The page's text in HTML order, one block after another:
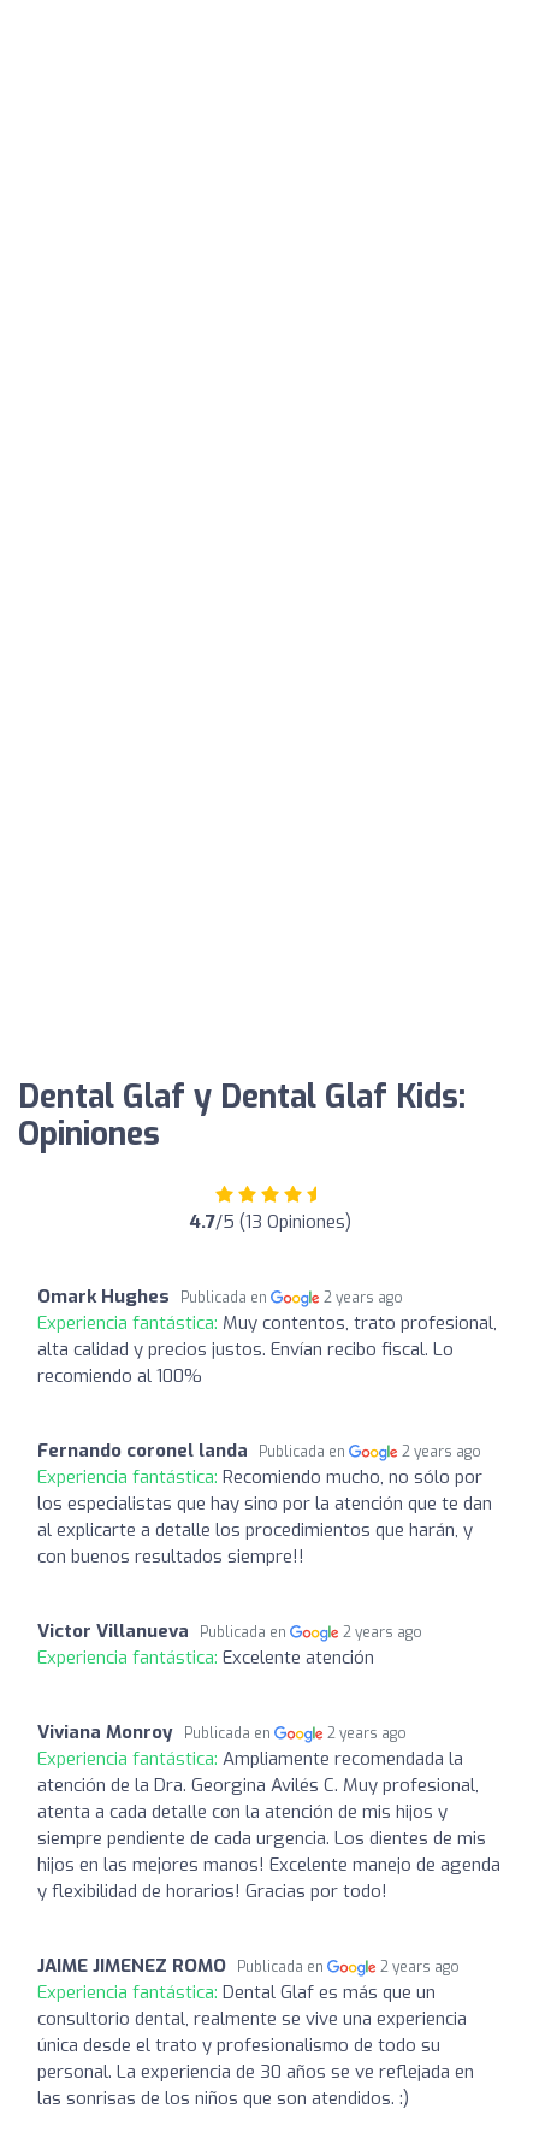
Dental Glaf y Dental Glaf Kids:
Opiniones
4.7/5 (13 Opiniones)
Omark Hughes Publicada en 2 years ago
Experiencia fantástica: Muy contentos, trato profesional,
alta calidad y precios justos. Envían recibo fiscal. Lo
recomiendo al 100%
Fernando coronel landa Publicada en 2 years ago
Experiencia fantástica: Recomiendo mucho, no sólo por
los especialistas que hay sino por la atención que te dan
al explicarte a detalle los procedimientos que harán, y
con buenos resultados siempre!!
Victor Villanueva Publicada en 2 years ago
Experiencia fantástica: Excelente atención
Viviana Monroy Publicada en 2 years ago
Experiencia fantástica: Ampliamente recomendada la
atención de la Dra. Georgina Avilés C. Muy profesional,
atenta a cada detalle con la atención de mis hijos y
siempre pendiente de cada urgencia. Los dientes de mis
hijos en las mejores manos! Excelente manejo de agenda
y flexibilidad de horarios! Gracias por todo!
JAIME JIMENEZ ROMO Publicada en 2 years ago
Experiencia fantástica: Dental Glaf es más que un
consultorio dental, realmente se vive una experiencia
única desde el trato y profesionalismo de todo su
personal. La experiencia de 30 años se ve reflejada en
las sonrisas de los niños que son atendidos. :)